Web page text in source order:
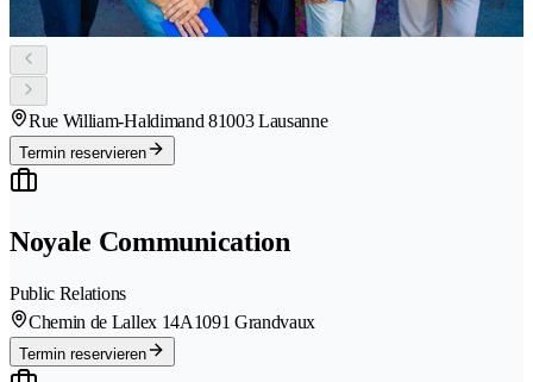
Rue William-Haldimand 81003 Lausanne
Termin reservieren
Noyale Communication
Public Relations
Chemin de Lallex 14A1091 Grandvaux
Termin reservieren